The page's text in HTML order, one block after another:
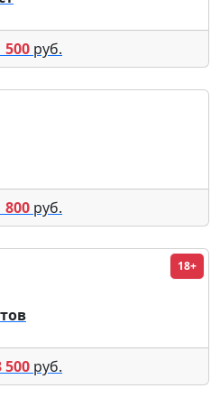
500 руб.
800 руб.
18+
500 руб.